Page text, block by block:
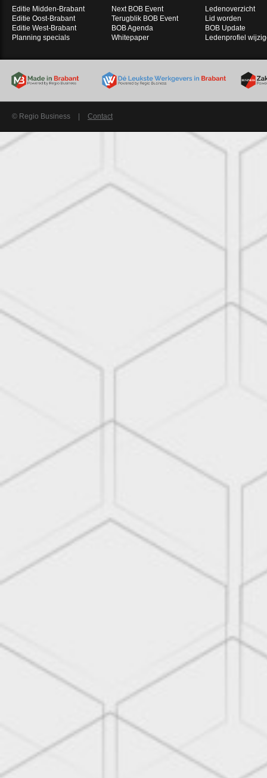
Editie Midden-Brabant
Editie Oost-Brabant
Editie West-Brabant
Planning specials
Next BOB Event
Terugblik BOB Event
BOB Agenda
Whitepaper
Ledenoverzicht
Lid worden
BOB Update
Ledenprofiel
© Regio Business Contact